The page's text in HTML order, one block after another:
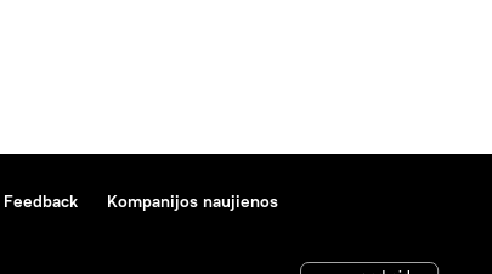
Feedback Kompanijos naujienos